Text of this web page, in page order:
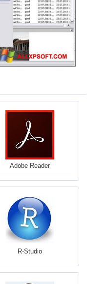
Adobe Reader
R-Studio